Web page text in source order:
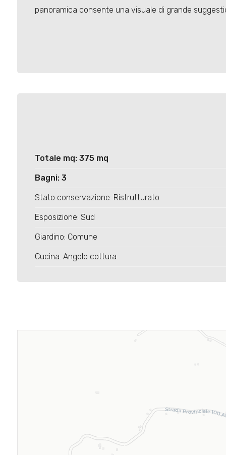
panoramica consente una visuale di grande
Totale mq: 375 mq
Bagni: 3
Stato conservazione: Ristrutturato
Esposizione: Sud
Giardino: Comune
Cucina: Angolo cottura